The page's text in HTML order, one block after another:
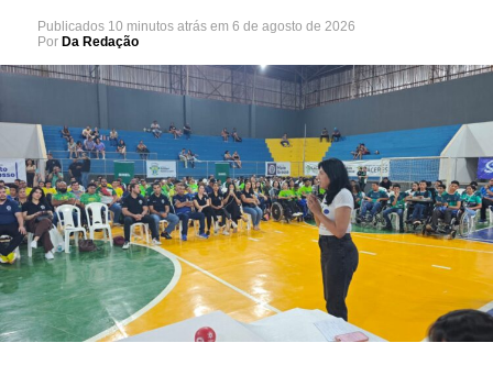
Publicados 10 minutos atrás em 6 de agosto de 2026
Por Da Redação